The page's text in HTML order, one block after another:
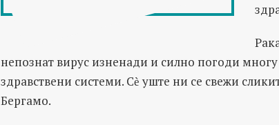
непознат вирус изненади и силно погоди
здравствени системи. Сѐ уште ни се свежи
Бергамо.